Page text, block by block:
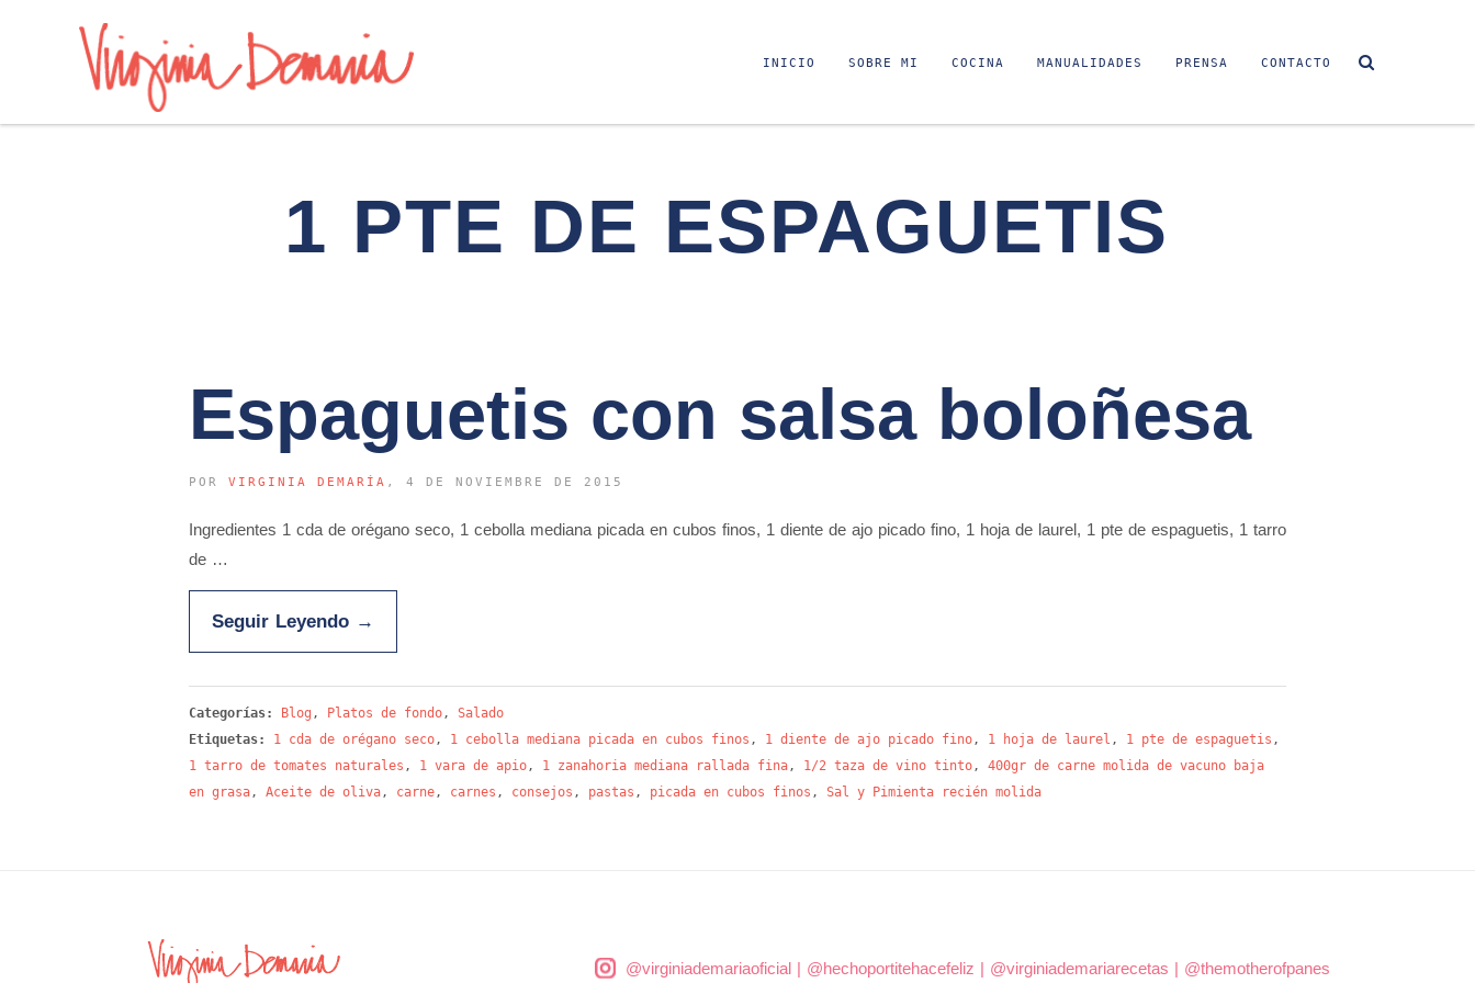
INICIO SOBRE MI COCINA MANUALIDADES PRENSA CONTACTO
1 PTE DE ESPAGUETIS
Espaguetis con salsa boloñesa
POR VIRGINIA DEMARÍA , 4 DE NOVIEMBRE DE 2015
Ingredientes 1 cda de orégano seco, 1 cebolla mediana picada en cubos finos, 1 diente de ajo picado fino, 1 hoja de laurel, 1 pte de espaguetis, 1 tarro
de …
Seguir Leyendo →
Categorías: Blog , Platos de fondo, Salado
Etiquetas:
1 cda de orégano seco, 1 cebolla mediana picada en cubos finos , 1 diente de ajo picado fino, 1 hoja de laurel , 1 pte de espaguetis ,
1 tarro de tomates naturales , 1 vara de apio, 1 zanahoria mediana rallada fina, 1/2 taza de vino tinto, 400gr de carne molida de vacuno baja
en grasa, Aceite de oliva, carne, carnes , consejos , pastas , picada en cubos finos , Sal y Pimienta recién molida
@virginiademariaoficial| @hechoportitehacefeliz | @virginiademariarecetas | @themotherofpanes